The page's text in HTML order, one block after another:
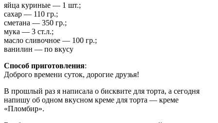
яйца куриные — 1 шт.;
сахар — 110 гр.;
сметана — 350 гр.;
мука — 3 ст.л.;
масло сливочное — 100 гр.;
ванилин — по вкусу
Способ приготовления:
Доброго времени суток, дорогие друзья!
В прошлый раз я написала о бисквите для торта, а сегодня
напишу об одном вкусном креме для торта — креме
«Пломбир».